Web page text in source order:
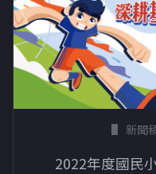
新聞
2022年度國民